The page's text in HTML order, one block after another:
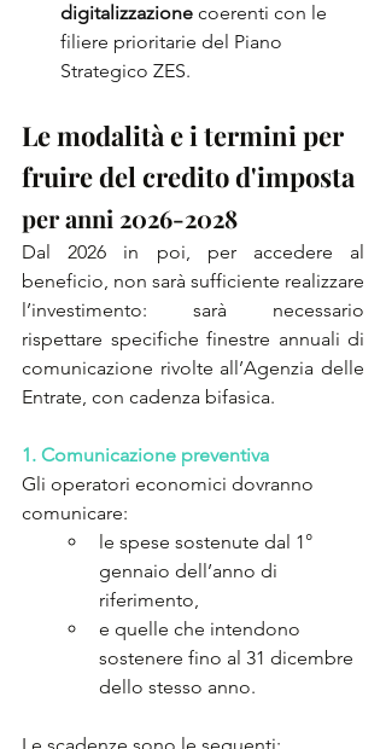
digitalizzazione coerenti con le
filiere prioritarie del Piano
Strategico ZES.
Le modalità e i termini per
fruire del credito d'imposta
per anni 2026-2028
Dal 2026 in poi, per accedere al
beneficio, non sarà sufficiente realizzare
l’investimento: sarà necessario
rispettare specifiche finestre annuali di
comunicazione rivolte all’Agenzia delle
Entrate, con cadenza bifasica.
1. Comunicazione preventiva
Gli operatori economici dovranno
comunicare:
le spese sostenute dal 1°
gennaio dell’anno di
riferimento,
e quelle che intendono
sostenere fino al 31 dicembre
dello stesso anno.